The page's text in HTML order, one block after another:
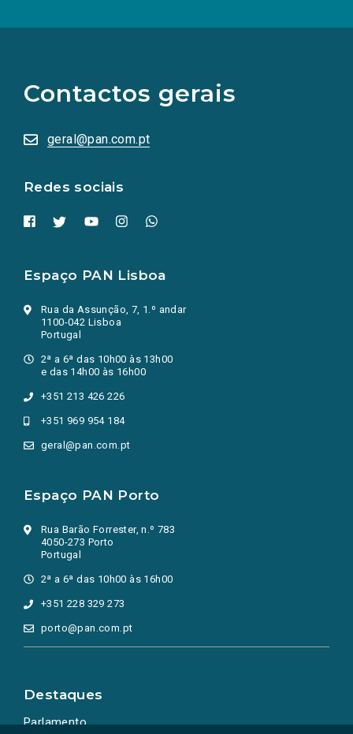
Contactos gerais
geral@pan.com.pt
Redes sociais
redes
sociais
numa
nova
Espaço PAN Lisboa
Rua da Assunção, 7, 1.º andar
1100-042 Lisboa
Portugal
2ª a 6ª das 10h00 às 13h00
e das 14h00 às 16h00
+351 213 426 226
+351 969 954 184
geral@pan.com.pt
Espaço PAN Porto
Rua Barão Forrester, n.º 783
4050-273 Porto
Portugal
2ª a 6ª das 10h00 às 16h00
+351 228 329 273
porto@pan.com.pt
Destaques
Parlamento